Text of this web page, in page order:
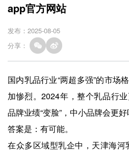
app官方网站
发布：2025-08-05
分享：
国内乳品行业“两超多强”的市场
加惨烈。2024年，整个乳品行
品牌业绩“变脸”，中小品牌会更好
答案是：有可能。
在众多区域型乳企中，天津海河